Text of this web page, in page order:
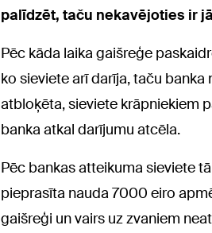
palīdzēt, taču nekavējoties ir
Pēc kāda laika gaišreģe
ko sieviete arī darīja, taču
atbloķēta, sieviete krāpniekiem
banka atkal darījumu atcēla.
Pēc bankas atteikuma sieviete
pieprasīta nauda 7000 eiro
gaišreģi un vairs uz zvaniem